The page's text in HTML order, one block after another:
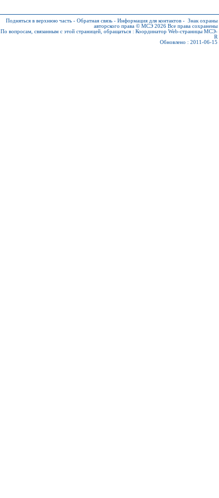
Подняться в верхнюю часть - Обратная связь - Информация для контактов - Знак охраны
авторского права © МСЭ 2026 Все права сохранены
По вопросам, связанным с этой страницей, обращаться : Координатор Web-страницы МСЭ-
R
Обновлено : 2011-06-15